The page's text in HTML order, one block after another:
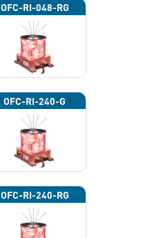
OFC-RI-048-RG
OFC-RI-240-G
OFC-RI-240-RG